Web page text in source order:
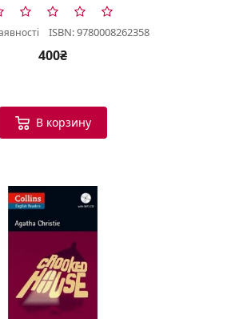
ISBN: 9780008262358
400₴
В корзину